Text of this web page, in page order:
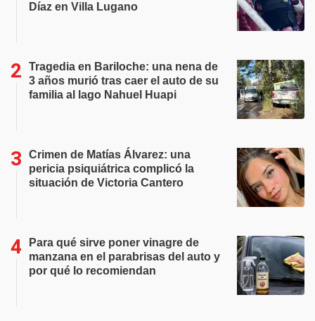
Díaz en Villa Lugano
Tragedia en Bariloche: una nena de
3 años murió tras caer el auto de su
familia al lago Nahuel Huapi
Crimen de Matías Álvarez: una
pericia psiquiátrica complicó la
situación de Victoria Cantero
Para qué sirve poner vinagre de
manzana en el parabrisas del auto y
por qué lo recomiendan